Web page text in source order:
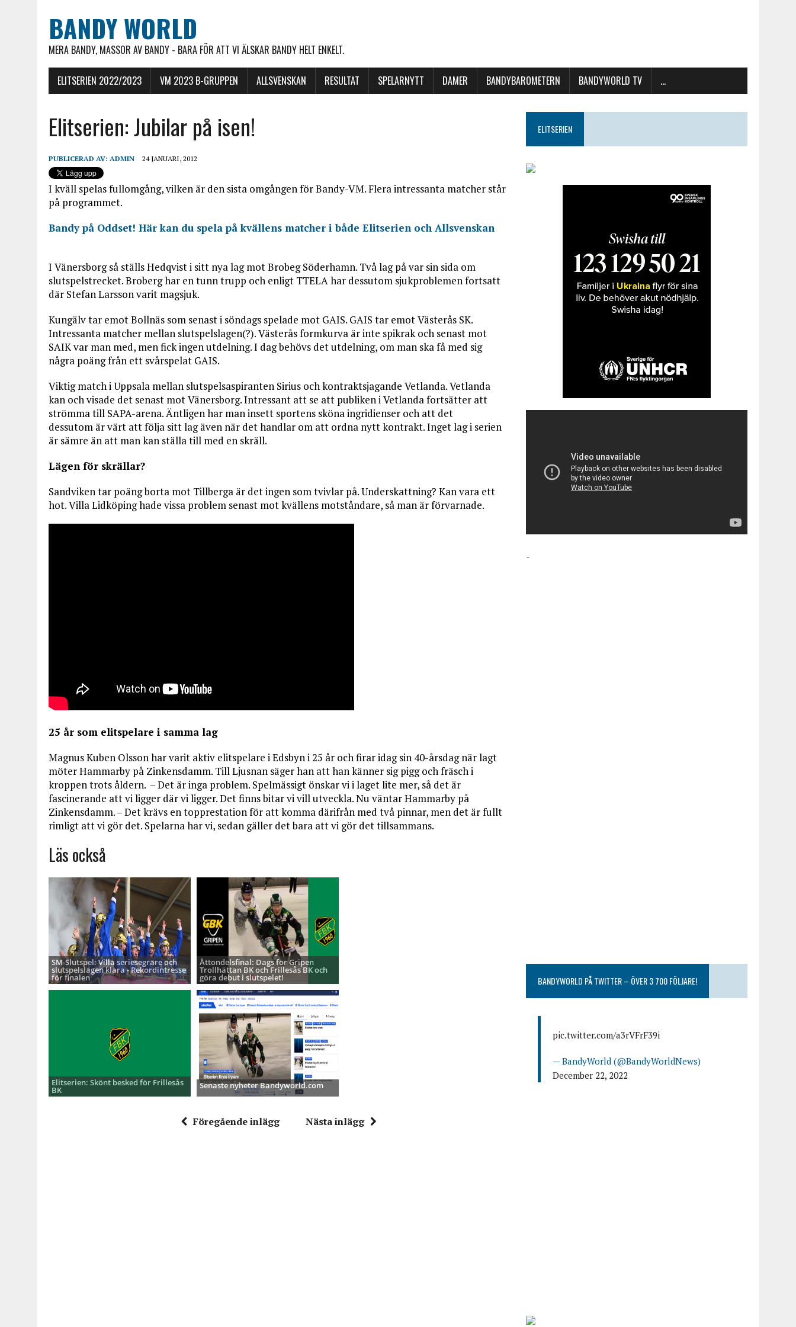
BANDY WORLD
MERA BANDY, MASSOR AV BANDY - BARA FÖR ATT VI ÄLSKAR BANDY HELT ENKELT.
ELITSERIEN 2022/2023 VM 2023 B-GRUPPEN ALLSVENSKAN RESULTAT SPELARNYTT DAMER BANDYBAROMETERN BANDYWORLD TV …
Elitserien: Jubilar på isen!
PUBLICERAD AV: ADMIN 24 JANUARI, 2012
I kväll spelas fullomgång, vilken är den sista omgången för Bandy-VM. Flera intressanta matcher står
på programmet.
Bandy på Oddset! Här kan du spela på kvällens matcher i både Elitserien och Allsvenskan
I Vänersborg så ställs Hedqvist i sitt nya lag mot Brobeg Söderhamn. Två lag på var sin sida om
slutspelstrecket. Broberg har en tunn trupp och enligt TTELA har dessutom sjukproblemen fortsatt
där Stefan Larsson varit magsjuk.
Kungälv tar emot Bollnäs som senast i söndags spelade mot GAIS. GAIS tar emot Västerås SK.
Intressanta matcher mellan slutspelslagen(?). Västerås formkurva är inte spikrak och senast mot
SAIK var man med, men fick ingen utdelning. I dag behövs det utdelning, om man ska få med sig
några poäng från ett svårspelat GAIS.
Viktig match i Uppsala mellan slutspelsaspiranten Sirius och kontraktsjagande Vetlanda. Vetlanda
kan och visade det senast mot Vänersborg. Intressant att se att publiken i Vetlanda fortsätter att
strömma till SAPA-arena. Äntligen har man insett sportens sköna ingridienser och att det
dessutom är värt att följa sitt lag även när det handlar om att ordna nytt kontrakt. Inget lag i serien
är sämre än att man kan ställa till med en skräll.
Lägen för skrällar?
Sandviken tar poäng borta mot Tillberga är det ingen som tvivlar på. Underskattning? Kan vara ett
hot. Villa Lidköping hade vissa problem senast mot kvällens motståndare, så man är förvarnade.
25 år som elitspelare i samma lag
Magnus Kuben Olsson har varit aktiv elitspelare i Edsbyn i 25 år och firar idag sin 40-årsdag när lagt
möter Hammarby på Zinkensdamm. Till Ljusnan säger han att han känner sig pigg och fräsch i
kroppen trots åldern. – Det är inga problem. Spelmässigt önskar vi i laget lite mer, så det är
fascinerande att vi ligger där vi ligger. Det finns bitar vi vill utveckla. Nu väntar Hammarby på
Zinkensdamm. – Det krävs en topprestation för att komma därifrån med två pinnar, men det är fullt
rimligt att vi gör det. Spelarna har vi, sedan gäller det bara att vi gör det tillsammans.
Läs också
SM-Slutspel: Villa seriesegrare och
slutspelslagen klara - Rekordintresse
för finalen
Åttondelsfinal: Dags för Gripen
Trollhättan BK och Frillesås BK och
göra debut i slutspelet!
Elitserien: Skönt besked för Frillesås
BK Senaste nyheter Bandyworld.com
Föregående inlägg Nästa inlägg
ELITSERIEN
-
BANDYWORLD PÅ TWITTER – ÖVER 3 700 FÖLJARE!
pic.twitter.com/a3rVFrF39i
— BandyWorld (@BandyWorldNews)
December 22, 2022